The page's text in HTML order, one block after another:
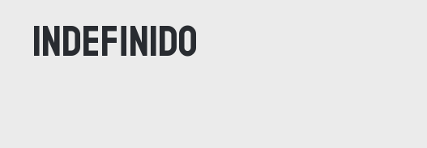
indefinido